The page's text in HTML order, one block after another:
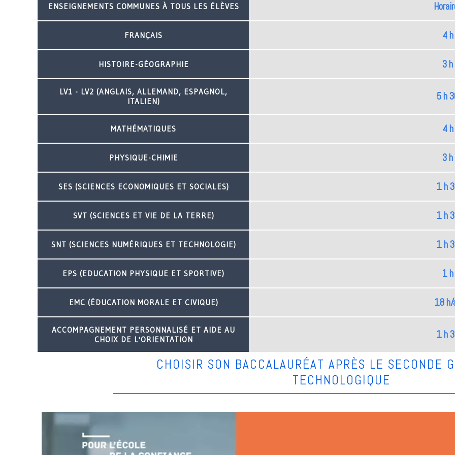
ENSEIGNEMENTS COMMUNES À TOUS LES ÉLÈVES
FRANÇAIS 4 h
HISTOIRE-GÉOGRAPHIE 3 h
LV1 - LV2 (ANGLAIS, ALLEMAND, ESPAGNOL,
ITALIEN)
5 h
MATHÉMATIQUES 4 h
PHYSIQUE-CHIMIE 3 h
SES (SCIENCES ECONOMIQUES ET SOCIALES) 1 h
SVT (SCIENCES ET VIE DE LA TERRE) 1 h
SNT (SCIENCES NUMÉRIQUES ET TECHNOLOGIE) 1 h
EPS (EDUCATION PHYSIQUE ET SPORTIVE) 1 h
EMC (ÉDUCATION MORALE ET CIVIQUE) 18 h/
ACCOMPAGNEMENT PERSONNALISÉ ET AIDE AU
CHOIX DE L'ORIENTATION
1 h
CHOISIR SON BACCALAURÉAT APRÈS LE SECONDE
TECHNOLOGIQUE